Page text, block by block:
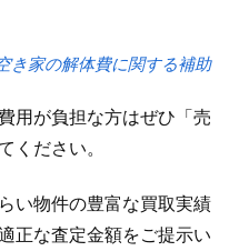
き家の解体費に関する補助
用が負担な方はぜひ「売
ください。
い物件の豊富な買取実績
正な査定金額をご提示い